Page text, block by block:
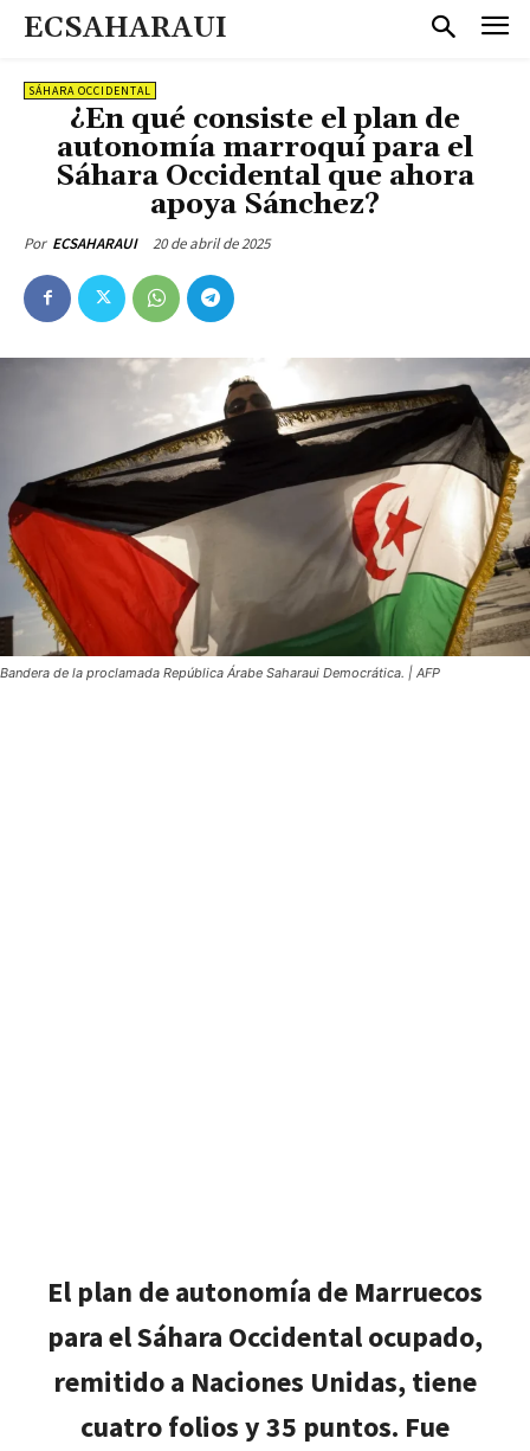
ECSAHARAUI
SÁHARA OCCIDENTAL
¿En qué consiste el plan de
autonomía marroquí para el
Sáhara Occidental que ahora
apoya Sánchez?
Por ECSAHARAUI 20 de abril de 2025
Bandera de la proclamada República Árabe Saharaui Democrática. | AFP
El plan de autonomía de Marruecos
para el Sáhara Occidental ocupado,
remitido a Naciones Unidas, tiene
cuatro folios y 35 puntos. Fue